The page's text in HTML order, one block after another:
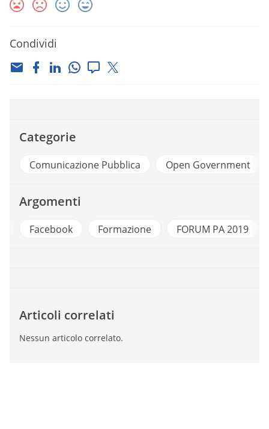
Condividi
Categorie
Comunicazione Pubblica Open Government
Argomenti
Facebook Formazione FORUM PA 2019
Articoli correlati
Nessun articolo correlato.